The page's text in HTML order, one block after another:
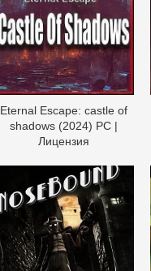
Eternal Escape: castle of
shadows (2024) PC |
Лицензия